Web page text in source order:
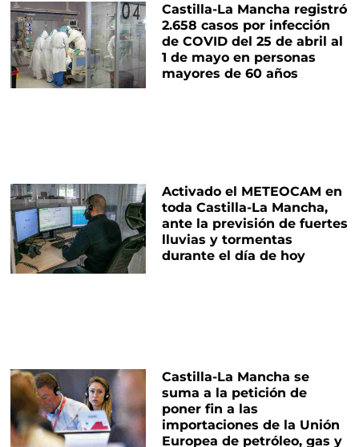
Castilla-La Mancha registró
2.658 casos por infección
de COVID del 25 de abril al
1 de mayo en personas
mayores de 60 años
Activado el METEOCAM en
toda Castilla-La Mancha,
ante la previsión de fuertes
lluvias y tormentas
durante el día de hoy
Castilla-La Mancha se
suma a la petición de
poner fin a las
importaciones de la Unión
Europea de petróleo, gas y